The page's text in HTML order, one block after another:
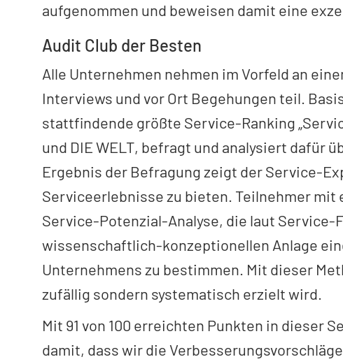
aufgenommen und beweisen damit eine
Audit Club der Besten
Alle Unternehmen nehmen im Vorfeld an
Interviews und vor Ort Begehungen teil.
stattfindende größte Service-Ranking
und DIE WELT, befragt und analysiert dafür
Ergebnis der Befragung zeigt der Service-
Serviceerlebnisse zu bieten. Teilnehmer
Service-Potenzial-Analyse, die laut
wissenschaftlich-konzeptionellen Anlage
Unternehmens zu bestimmen. Mit dieser
zufällig sondern systematisch erzielt wird.
Mit 91 von 100 erreichten Punkten in dieser
damit, dass wir die